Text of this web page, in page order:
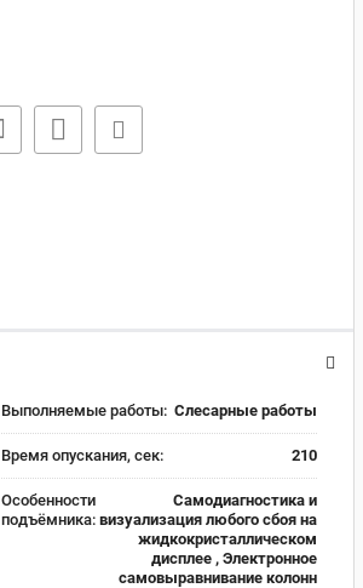
Выполняемые работы: Слесарные работы
Время опускания, сек: 210
Особенности
подъёмника:
Самодиагностика и
визуализация любого сбоя на
жидкокристаллическом
дисплее , Электронное
самовыравнивание колонн